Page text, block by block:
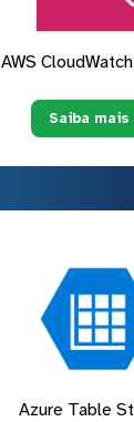
AWS
Saiba
Azure Table